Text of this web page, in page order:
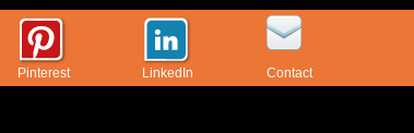
Pinterest LinkedIn Contact